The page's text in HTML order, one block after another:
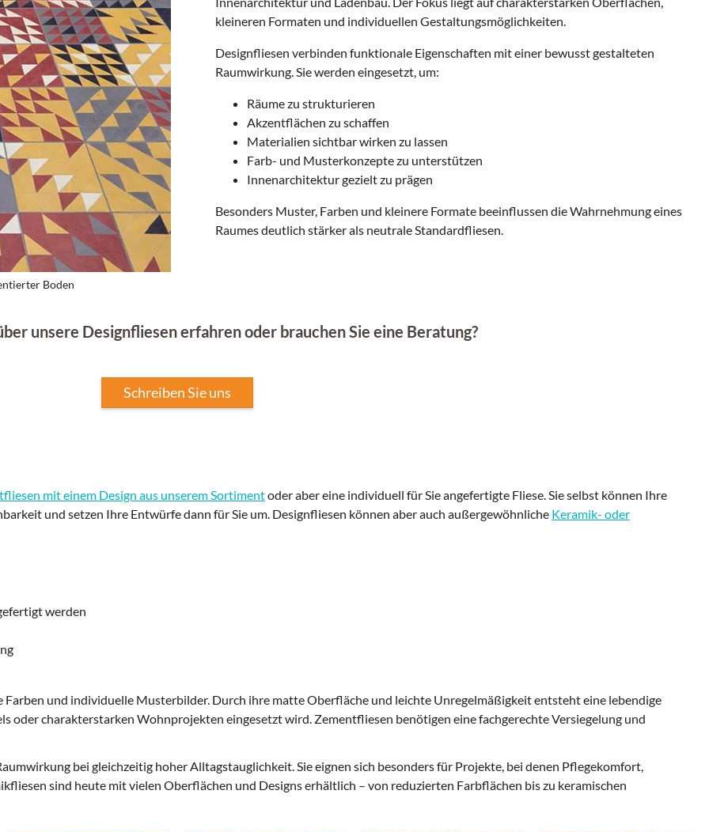
Boden
kleineren Formaten und individuellen Gestaltungsmöglichkeiten.
Designfliesen verbinden funktionale Eigenschaften mit einer bewusst gestalteten
Raumwirkung. Sie werden eingesetzt, um:
Räume zu strukturieren
Akzentflächen zu schaffen
Materialien sichtbar wirken zu lassen
Farb- und Musterkonzepte zu unterstützen
Innenarchitektur gezielt zu prägen
Besonders Muster, Farben und kleinere Formate beeinflussen die Wahrnehmung eines
Raumes deutlich stärker als neutrale Standardfliesen.
unsere Designfliesen erfahren oder brauchen Sie eine Beratung?
Schreiben Sie uns
mit einem Design aus unserem Sortimentoder aber eine individuell für Sie angefertigte Fliese. Sie selbst können Ihre
und setzen Ihre Entwürfe dann für Sie um. Designfliesen können aber auch außergewöhnliche Keramik- oder
werden
Farben und individuelle Musterbilder. Durch ihre matte Oberfläche und leichte Unregelmäßigkeit entsteht eine lebendige
oder charakterstarken Wohnprojekten eingesetzt wird. Zementfliesen benötigen eine fachgerechte Versiegelung und
bei gleichzeitig hoher Alltagstauglichkeit. Sie eignen sich besonders für Projekte, bei denen Pflegekomfort,
sind heute mit vielen Oberflächen und Designs erhältlich – von reduzierten Farbflächen bis zu keramischen
Chalet
Hacienda
Villa
Castillo
Loft
Individual
Rand & Sockel